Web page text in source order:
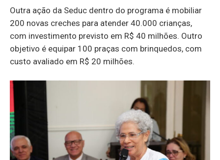
Outra ação da Seduc dentro do programa é mobiliar
200 novas creches para atender 40.000 crianças,
com investimento previsto em R$ 40 milhões. Outro
objetivo é equipar 100 praças com brinquedos, com
custo avaliado em R$ 20 milhões.